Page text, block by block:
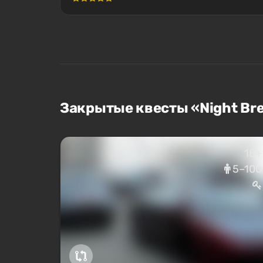
Закрытые квесты «Night
18+
5–100